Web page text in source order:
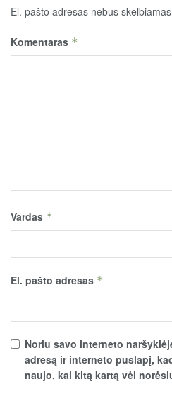
El. pašto adresas nebus
Komentaras *
Vardas *
El. pašto adresas *
Noriu savo interneto
adresą ir interneto puslapį,
naujo, kai kitą kartą vėl